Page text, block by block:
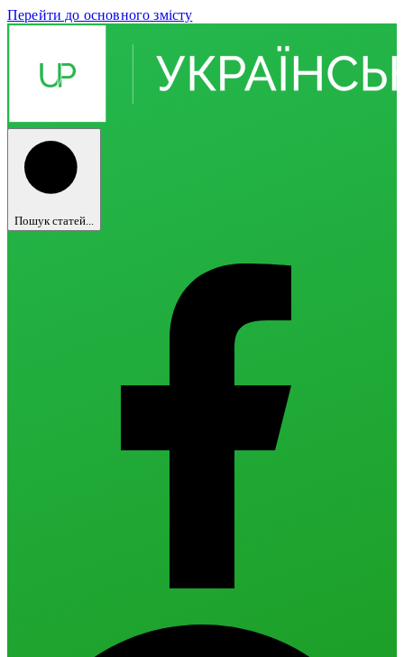
Перейти до основного змісту
Пошук статей...